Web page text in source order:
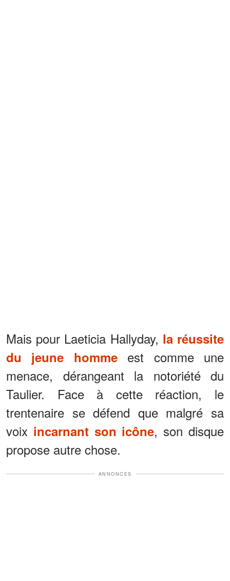
Mais pour Laeticia Hallyday, la réussite
du jeune hommeest comme une
menace, dérangeant la notoriété du
Taulier. Face à cette réaction, le
trentenaire se défend que malgré sa
voix incarnant son icône, son disque
propose autre chose.
ANNONCES